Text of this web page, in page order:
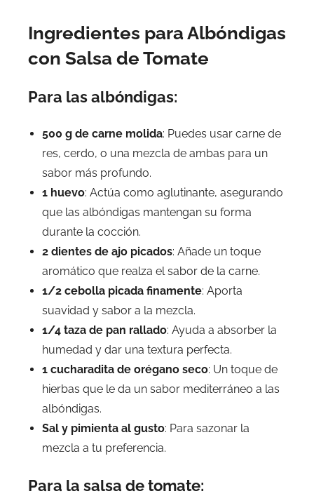
Ingredientes para Albóndigas
con Salsa de Tomate
Para las albóndigas:
500 g de carne molida: Puedes usar carne de
res, cerdo, o una mezcla de ambas para un
sabor más profundo.
1 huevo: Actúa como aglutinante, asegurando
que las albóndigas mantengan su forma
durante la cocción.
2 dientes de ajo picados: Añade un toque
aromático que realza el sabor de la carne.
1/2 cebolla picada finamente: Aporta
suavidad y sabor a la mezcla.
1/4 taza de pan rallado: Ayuda a absorber la
humedad y dar una textura perfecta.
1 cucharadita de orégano seco: Un toque de
hierbas que le da un sabor mediterráneo a las
albóndigas.
Sal y pimienta al gusto: Para sazonar la
mezcla a tu preferencia.
Para la salsa de tomate: